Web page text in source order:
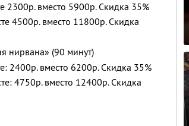
2300р. вместо 5900р. Скидка 35%
4500р. вместо 11800р. Скидка
нирвана» (90 минут)
2400р. вместо 6200р. Скидка 35%
4750р. вместо 12400р. Скидка